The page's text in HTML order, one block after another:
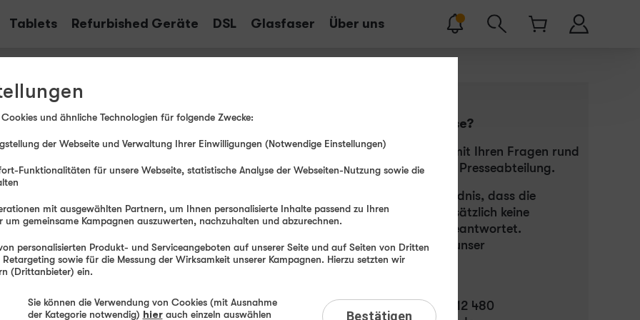
Tablets Refurbished Geräte DSL Glasfaser Über uns
Download-/
Medien-Center
ganze Familie: 18 GB für 12,99 EUR und 10 GB
Aktionszeitraum gibt es den Tarif LTE All 7 + 3
Option mit insgesamt 10 GB ist ideal für
einen durchschnittlichen Verbrauch an
Wer das Smartphone unterwegs oder außerhalb
Sie sind von der Presse?
Dann wenden Sie sich mit Ihren Fragen rund
um winSIM bitte an die Presseabteilung.
Bitte haben Sie Verständnis, dass die
Presseabteilung grundsätzlich keine
Endkundenanfragen beantwortet.
Nutzen Sie dafür bitte unser
Kontaktformular
Presse-Hotline: 06181 412 480
und ähnliche Technologien für folgende Zwecke:
der Webseite und Verwaltung Ihrer Einwilligungen (Notwendige Einstellungen)
Funktionalitäten für unsere Webseite, statistische Analyse der Webseiten-Nutzung sowie die
mit ausgewählten Partnern, um Ihnen personalisierte Inhalte passend zu Ihren
um gemeinsame Kampagnen auszuwerten, nachzuhalten und abzurechnen.
personalisierten Produkt- und Serviceangeboten auf unserer Seite und auf Seiten von Dritten
sowie für die Messung der Wirksamkeit unserer Kampagnen. Hierzu setzten wir
(Drittanbieter) ein.
Sie können die Verwendung von Cookies (mit Ausnahme
der Kategorie notwendig) hierauch einzeln auswählen
Bestätigen